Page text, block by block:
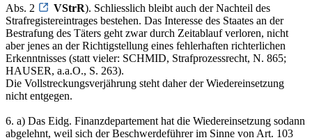
Abs. 2
VStrR). Schliesslich bleibt auch der Nachteil des
Strafregistereintrages bestehen. Das Interesse des Staates an der
Bestrafung des Täters geht zwar durch Zeitablauf verloren, nicht
aber jenes an der Richtigstellung eines fehlerhaften richterlichen
Erkenntnisses (statt vieler: SCHMID, Strafprozessrecht, N. 865;
HAUSER, a.a.O., S. 263).
Die Vollstreckungsverjährung steht daher der Wiedereinsetzung
nicht entgegen.
6. a) Das Eidg. Finanzdepartement hat die Wiedereinsetzung sodann
abgelehnt, weil sich der Beschwerdeführer im Sinne von Art. 103